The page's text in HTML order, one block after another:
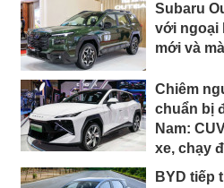
Subaru
với ngoại
mới và
Chiêm
chuẩn bị
Nam:
xe, chạy
BYD tiếp